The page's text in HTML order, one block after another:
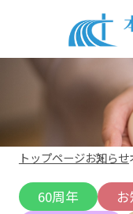
トップページお知らせ
60周年